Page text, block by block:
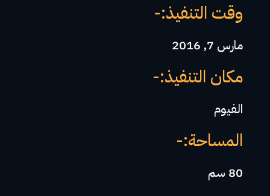
وقت التنفيذ:-
مارس 7, 2016
مكان التنفيذ:-
الفيوم
المساحة:-
80 سم